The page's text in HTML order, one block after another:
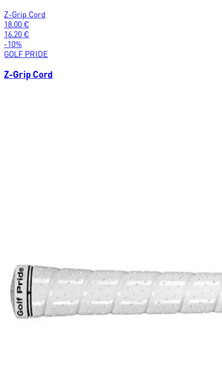
Z-Grip Cord
18.00 €
16.20 €
-10%
GOLF PRIDE
Z-Grip Cord